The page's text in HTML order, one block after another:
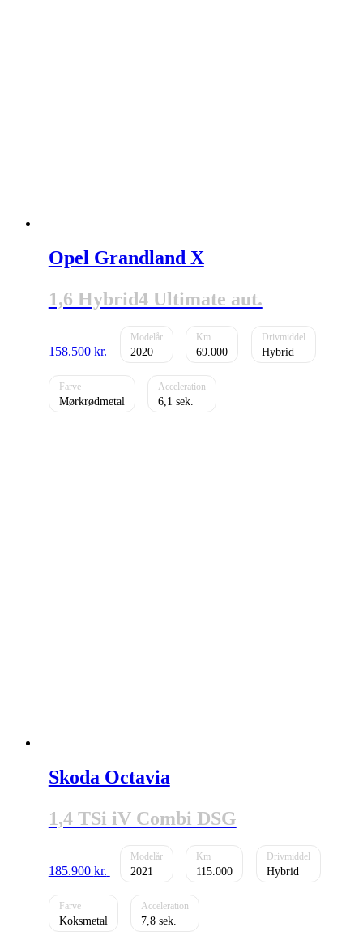
Opel Grandland X
1,6 Hybrid4 Ultimate aut.
158.500 kr. 2020 69.000 Hybrid
Mørkrødmetal 6,1
Skoda Octavia
1,4 TSi iV Combi DSG
185.900 kr. 2021 115.000 Hybrid
Koksmetal 7,8